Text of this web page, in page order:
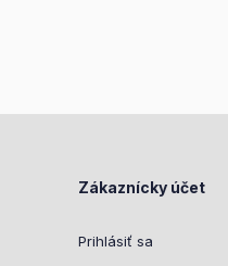
Zákaznícky účet
Prihlásiť sa